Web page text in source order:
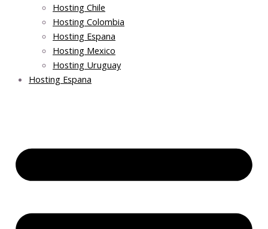
Hosting Chile
Hosting Colombia
Hosting Espana
Hosting Mexico
Hosting Uruguay
Hosting Espana